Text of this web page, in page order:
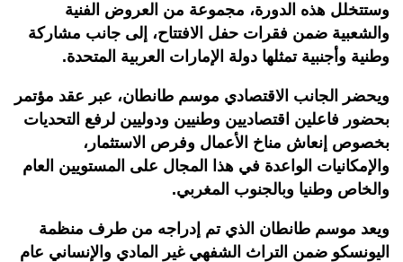
وستتخلل هذه الدورة، مجموعة من العروض الفنية
والشعبية ضمن فقرات حفل الافتتاح، إلى جانب مشاركة
وطنية وأجنبية تمثلها دولة الإمارات العربية المتحدة.
ويحضر الجانب الاقتصادي موسم طانطان، عبر عقد مؤتمر
بحضور فاعلين اقتصاديين وطنيين ودوليين لرفع التحديات
بخصوص إنعاش مناخ الأعمال وفرص الاستثمار،
والإمكانيات الواعدة في هذا المجال على المستويين العام
والخاص وطنيا وبالجنوب المغربي.
ويعد موسم طانطان الذي تم إدراجه من طرف منظمة
اليونسكو ضمن التراث الشفهي غير المادي والإنساني عام